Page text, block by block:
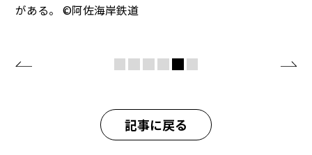
がある。 ©️阿佐海岸鉄道
記事に戻る